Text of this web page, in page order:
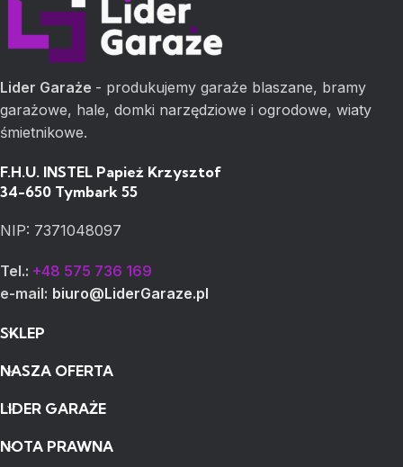
Lider Garaże - produkujemy garaże blaszane, bramy
garażowe, hale, domki narzędziowe i ogrodowe, wiaty
śmietnikowe.
F.H.U. INSTEL Papież Krzysztof
34-650 Tymbark 55
NIP: 7371048097
Tel.: +48 575 736 169
e-mail: biuro@LiderGaraze.pl
SKLEP
NASZA OFERTA
LIDER GARAŻE
NOTA PRAWNA